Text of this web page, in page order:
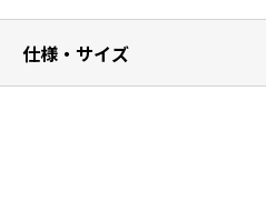
仕様・サイズ